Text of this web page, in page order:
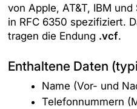
von Apple, AT&T, IBM
in RFC 6350 spezifiziert.
tragen die Endung .vcf.
Enthaltene Daten
Name (Vor- und
Telefonnummern